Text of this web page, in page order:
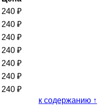
240 ₽
240 ₽
240 ₽
240 ₽
240 ₽
240 ₽
240 ₽
к содержанию ↑